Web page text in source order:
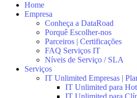
Home
Empresa
Conheça a DataRoad
Porquê Escolher-nos
Parceiros | Certificações
FAQ Serviços IT
Níveis de Serviço / SLA
Serviços
IT Unlimited Empresas |
IT Unlimited para
IT Unlimited para